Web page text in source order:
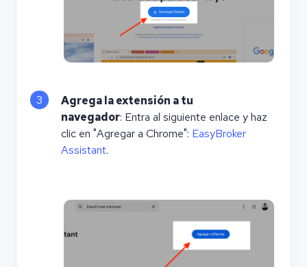
3
Agrega la extensión a tu
navegador: Entra al siguiente enlace y haz
clic en "Agregar a Chrome": EasyBroker
Assistant.